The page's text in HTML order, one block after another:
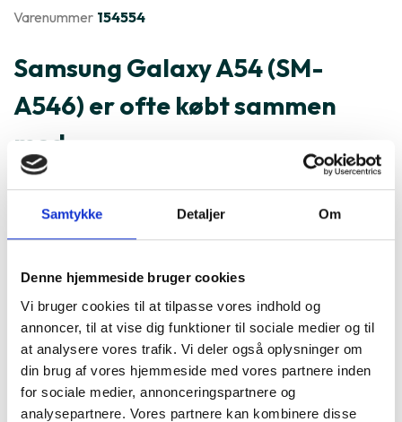
Samtykke Detaljer Om
Denne hjemmeside bruger cookies
Vi bruger cookies til at tilpasse vores indhold og
annoncer, til at vise dig funktioner til sociale medier og til
at analysere vores trafik. Vi deler også oplysninger om
din brug af vores hjemmeside med vores partnere inden
for sociale medier, annonceringspartnere og
analysepartnere. Vores partnere kan kombinere disse
Varenummer 154554
Samsung Galaxy A54 (SM-
A546) er ofte købt sammen
med